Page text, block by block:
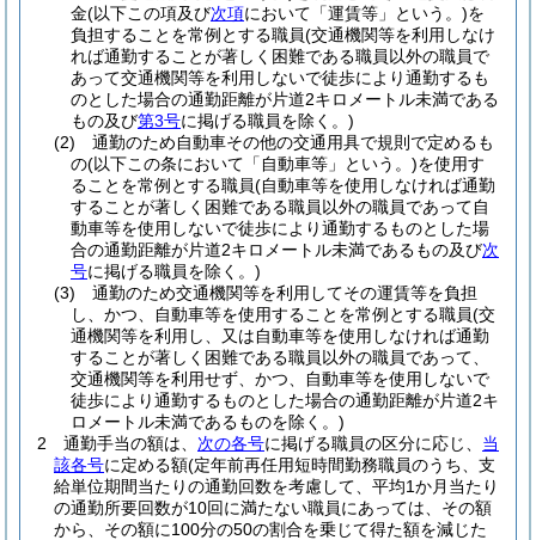
金(以下この項及び次項において「運賃等」という。)を
負担することを常例とする職員(交通機関等を利用しなけ
れば通勤することが著しく困難である職員以外の職員で
あって交通機関等を利用しないで徒歩により通勤するも
のとした場合の通勤距離が片道2キロメートル未満である
もの及び第3号に掲げる職員を除く。)
(2)
通勤のため自動車その他の交通用具で規則で定めるも
の(以下この条において「自動車等」という。)を使用す
ることを常例とする職員(自動車等を使用しなければ通勤
することが著しく困難である職員以外の職員であって自
動車等を使用しないで徒歩により通勤するものとした場
合の通勤距離が片道2キロメートル未満であるもの及び次
号に掲げる職員を除く。)
(3)
通勤のため交通機関等を利用してその運賃等を負担
し、かつ、自動車等を使用することを常例とする職員(交
通機関等を利用し、又は自動車等を使用しなければ通勤
することが著しく困難である職員以外の職員であって、
交通機関等を利用せず、かつ、自動車等を使用しないで
徒歩により通勤するものとした場合の通勤距離が片道2キ
ロメートル未満であるものを除く。)
2
通勤手当の額は、 次の各号に掲げる職員の区分に応じ、 当
該各号に定める額(定年前再任用短時間勤務職員のうち、支
給単位期間当たりの通勤回数を考慮して、平均1か月当たり
の通勤所要回数が10回に満たない職員にあっては、その額
から、その額に100分の50の割合を乗じて得た額を減じた